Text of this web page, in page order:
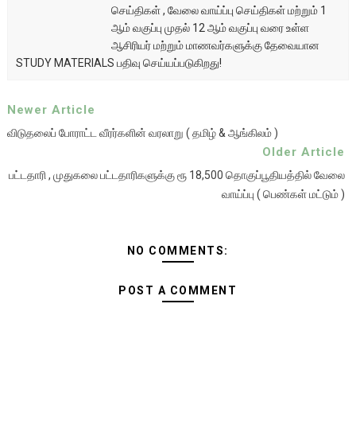
செய்திகள் , வேலை வாய்ப்பு செய்திகள் மற்றும் 1
ஆம் வகுப்பு முதல் 12 ஆம் வகுப்பு வரை உள்ள
ஆசிரியர் மற்றும் மாணவர்களுக்கு தேவையான
STUDY MATERIALS பதிவு செய்யப்படுகிறது!
Newer Article
விடுதலைப் போராட்ட வீரர்களின் வரலாறு ( தமிழ் & ஆங்கிலம் )
Older Article
பட்டதாரி , முதுகலை பட்டதாரிகளுக்கு ரூ 18,500 தொகுப்பூதியத்தில் வேலை
வாய்ப்பு ( பெண்கள் மட்டும் )
NO COMMENTS:
POST A COMMENT